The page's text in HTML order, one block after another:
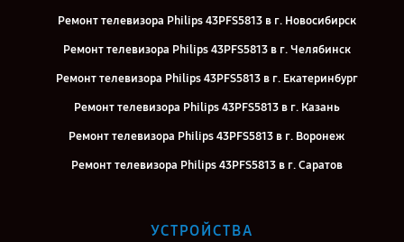
Ремонт телевизора Philips 43PFS5813 в г. Новосибирск
Ремонт телевизора Philips 43PFS5813 в г. Челябинск
Ремонт телевизора Philips 43PFS5813 в г. Екатеринбург
Ремонт телевизора Philips 43PFS5813 в г. Казань
Ремонт телевизора Philips 43PFS5813 в г. Воронеж
Ремонт телевизора Philips 43PFS5813 в г. Саратов
Ремонт телевизора Philips 43PFS5813 в г. Москва
УСТРОЙСТВА